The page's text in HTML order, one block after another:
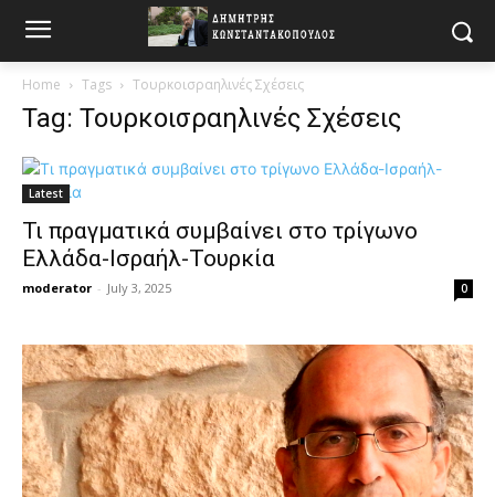
Home Tags Τουρκοισραηλινές Σχέσεις
Tag: Τουρκοισραηλινές Σχέσεις
Latest
Τι πραγματικά συμβαίνει στο τρίγωνο
Ελλάδα-Ισραήλ-Τουρκία
moderator - July 3, 2025 0